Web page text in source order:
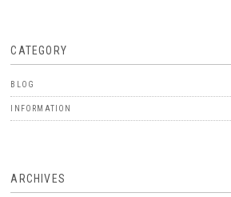
CATEGORY
BLOG
INFORMATION
ARCHIVES